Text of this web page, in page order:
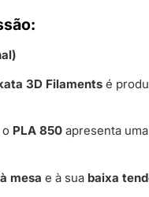
3D Filaments é
o PLA 850 apresenta
mesa e à sua baixa